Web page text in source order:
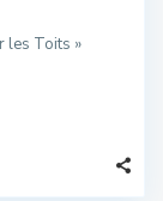
les Toits »